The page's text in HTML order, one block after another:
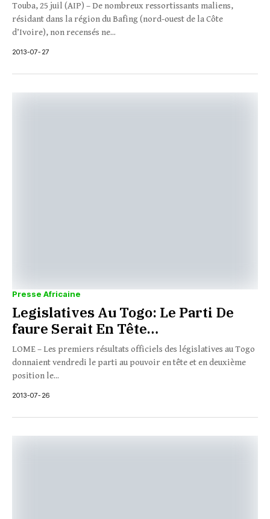
Touba, 25 juil (AIP) – De nombreux ressortissants maliens,
résidant dans la région du Bafing (nord-ouest de la Côte
d’Ivoire), non recensés ne...
2013-07-27
Presse Africaine
Legislatives Au Togo: Le Parti De
faure Serait En Tête…
LOME – Les premiers résultats officiels des législatives au Togo
donnaient vendredi le parti au pouvoir en tête et en deuxième
position le...
2013-07-26